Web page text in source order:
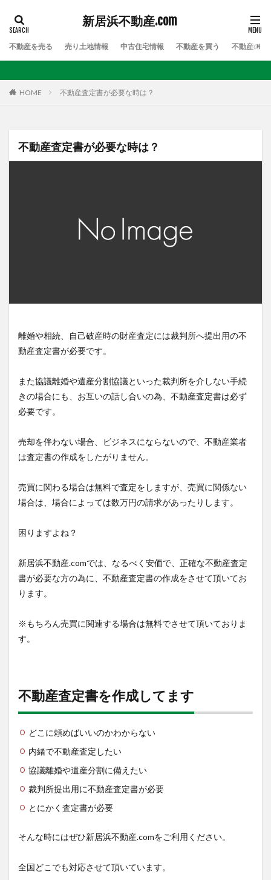
新居浜不動産.com
不動産を売る 売り土地情報 中古住宅情報 不動産を買う 不動産のお
HOME 不動産査定書が必要な時は？
不動産査定書が必要な時は？
離婚や相続、自己破産時の財産査定には裁判所へ提出用の不
動産査定書が必要です。
また協議離婚や遺産分割協議といった裁判所を介しない手続
きの場合にも、お互いの話し合いの為、不動産査定書は必ず
必要です。
売却を伴わない場合、ビジネスにならないので、不動産業者
は査定書の作成をしたがりません。
売買に関わる場合は無料で査定をしますが、売買に関係ない
場合は、場合によっては数万円の請求があったりします。
困りますよね？
新居浜不動産.comでは、なるべく安価で、正確な不動産査定
書が必要な方の為に、不動産査定書の作成をさせて頂いてお
ります。
※もちろん売買に関連する場合は無料でさせて頂いておりま
す。
不動産査定書を作成してます
どこに頼めばいいのかわからない
内緒で不動産査定したい
協議離婚や遺産分割に備えたい
裁判所提出用に不動産査定書が必要
とにかく査定書が必要
そんな時にはぜひ新居浜不動産.comをご利用ください。
全国どこでも対応させて頂いています。